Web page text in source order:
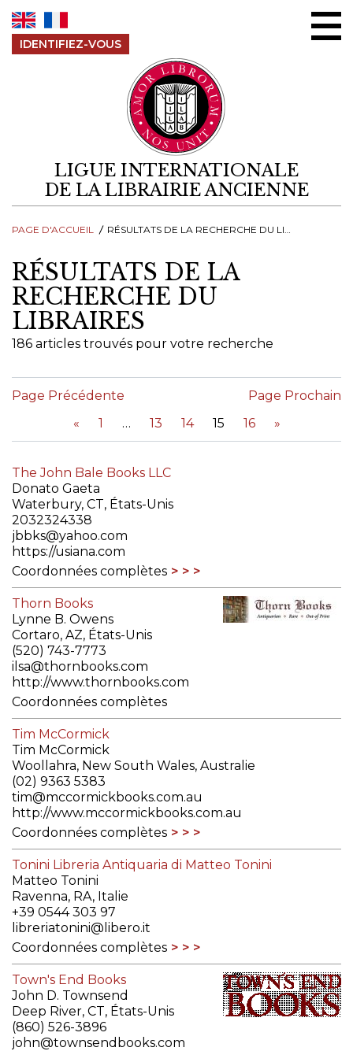
IDENTIFIEZ-VOUS
LIGUE INTERNATIONALE
DE LA LIBRAIRIE ANCIENNE
PAGE D'ACCUEIL RÉSULTATS DE LA RECHERCHE DU LIBRAIRES
RÉSULTATS DE LA
RECHERCHE DU
LIBRAIRES
186 articles trouvés pour votre recherche
Page Précédente
«
1 13 14 15 16 »
Page Prochain
The John Bale Books LLC
Donato Gaeta
Waterbury, CT, États-Unis
2032324338
jbbks@yahoo.com
https://usiana.com
Coordonnées complètes
Thorn Books
Lynne B. Owens
Cortaro, AZ, États-Unis
(520) 743-7773
ilsa@thornbooks.com
http://www.thornbooks.com
Coordonnées complètes
Tim McCormick
Tim McCormick
Woollahra, New South Wales, Australie
(02) 9363 5383
tim@mccormickbooks.com.au
http://www.mccormickbooks.com.au
Coordonnées complètes
Tonini Libreria Antiquaria di Matteo Tonini
Matteo Tonini
Ravenna, RA, Italie
+39 0544 303 97
libreriatonini@libero.it
Coordonnées complètes
Town's End Books
John D. Townsend
Deep River, CT, États-Unis
(860) 526-3896
john@townsendbooks.com